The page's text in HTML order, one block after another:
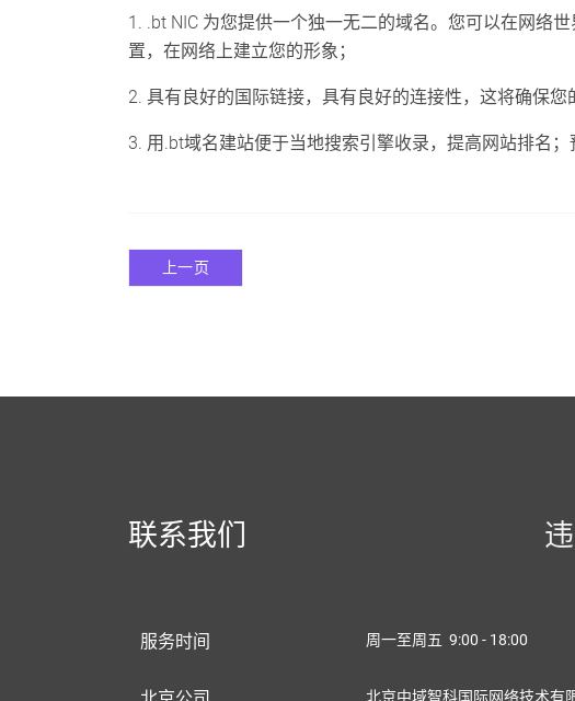
1. .bt NIC 为您提供一个独一无二的域名。您可以在网络
置，在网络上建立您的形象；
2. 具有良好的国际链接，具有良好的连接性，这将确保您
3. 用.bt域名建站便于当地搜索引擎收录，提高网站排名
上一页
联系我们
服务时间 周一至周五 9:00 - 18:00
北京中域智科国际网络技术有